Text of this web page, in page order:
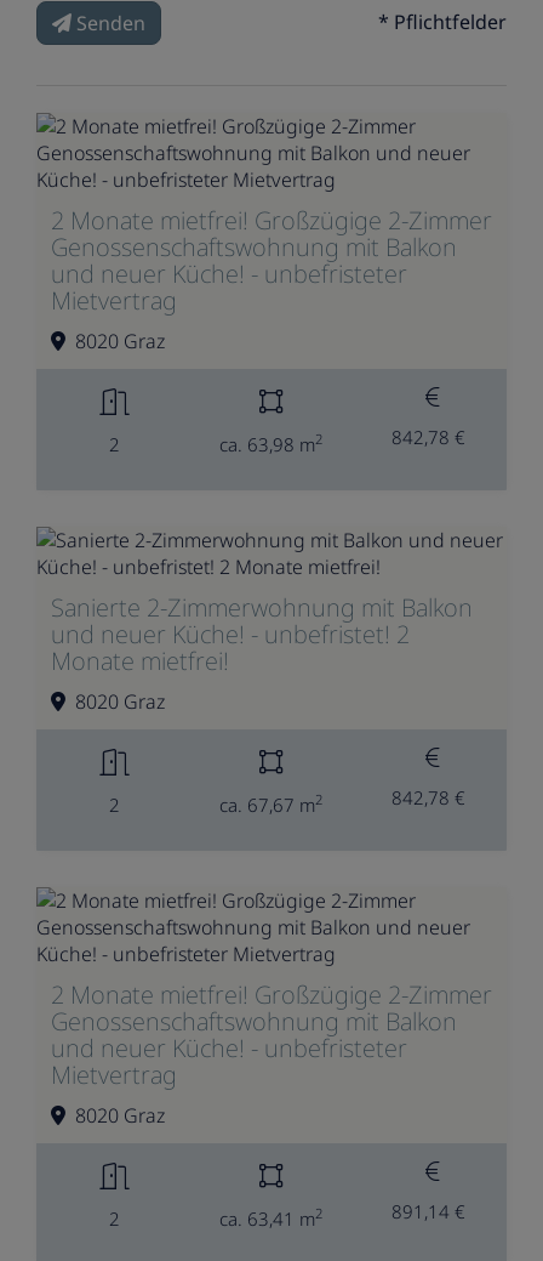
Senden
* Pflichtfelder
2 Monate mietfrei! Großzügige 2-Zimmer
Genossenschaftswohnung mit Balkon
und neuer Küche! - unbefristeter
Mietvertrag
8020 Graz
2 ca. 63,98 m2 842,78 €
Sanierte 2-Zimmerwohnung mit Balkon
und neuer Küche! - unbefristet! 2
Monate mietfrei!
8020 Graz
2 ca. 67,67 m2 842,78 €
2 Monate mietfrei! Großzügige 2-Zimmer
Genossenschaftswohnung mit Balkon
und neuer Küche! - unbefristeter
Mietvertrag
8020 Graz
2 ca. 63,41 m2 891,14 €